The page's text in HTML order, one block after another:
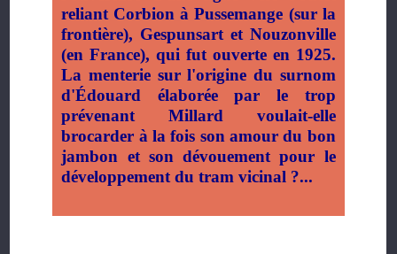
reliant Corbion à Pussemange (sur la
frontière), Gespunsart et Nouzonville
(en France), qui fut ouverte en 1925.
La menterie sur l'origine du surnom
d'Édouard élaborée par le trop
prévenant Millard voulait-elle
brocarder à la fois son amour du bon
jambon et son dévouement pour le
développement du tram vicinal ?...